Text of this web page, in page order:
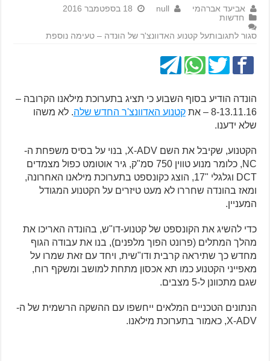
אביעד אברהמי null
18 בספטמבר 2016
חדשות
סגור לתגובותעל קטנוע האדוונצ'ר של הונדה – טעימה נוספת
הונדה הודיע בסוף השבוע כי תציג בתערוכת מילאנו הקרובה –
8-13.11.16 – את
קטנוע האדוונצ'ר החדש שלה. לא משהו
שלא ידענו.
הקטנוע, שקיבל את השם X-ADV, בנוי על בסיס משפחת ה-
NC, כלומר מנוע טווין 750 סמ"ק, גיר אוטומט כפול מצמדים
DCT וגלגלי "17, הוצג כקונספט בתערוכת מילאנו האחרונה,
ומאז בהונדה שחררו לא מעט טיזרים על הקטנוע המגודל
המעניין.
כדי להשיג את הקונספט של קטנוע-דו"ש, בהונדה האריכו את
מהלך המתלים (פרונט הפוך מלפנים), בנו את עבודה הגוף
מחדש כך שתיראה קרבית ודו"שית, ויחד עם זאת שמרו על
מאפייני הקטנוע כמו תא אכסון מתחת למושב ומשקף רוח,
שגם מתכוונן ל-5 מצבים.
הנתונים הטכניים המלאים ייחשפו עם ההשקה הרשמית של ה-
X-ADV, כאמור בתערוכת מילאנו.